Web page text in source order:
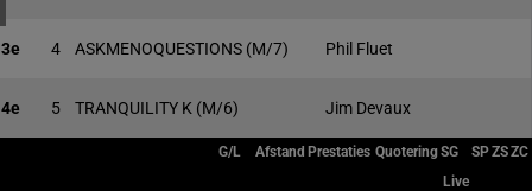
3e 4 ASKMENOQUESTIONS (M/7) Phil Fluet
4e 5 TRANQUILITY K (M/6) Jim Devaux
G/L Afstand Prestaties QuoteringSG SPZSZC
Live